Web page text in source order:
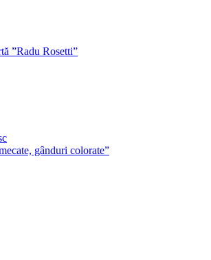
”Radu Rosetti”
gânduri colorate”